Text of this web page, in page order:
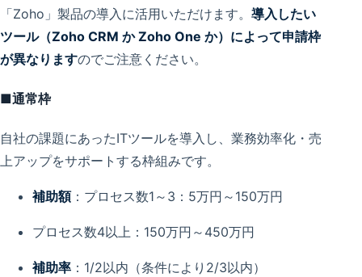
「Zoho」製品の導入に活用いただけます。 導入したい
ツール（Zoho CRM か Zoho One か）によって申請枠
が異なりますのでご注意ください。
■通常枠
自社の課題にあったITツールを導入し、業務効率化・売
上アップをサポートする枠組みです。
補助額：プロセス数1～3：5万円～150万円
プロセス数4以上：150万円～450万円
補助率 ：1/2以内（条件により2/3以内）